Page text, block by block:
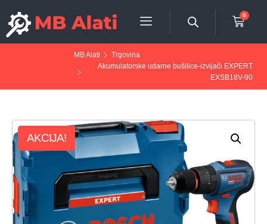
0
MB Alati
Trgovina
Akumulatorske udarne bušilice-izvijači EXPERT
EXSB18V-90
AKCIJA!